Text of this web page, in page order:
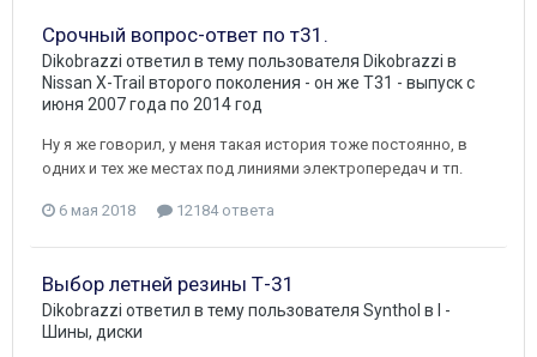
Срочный вопрос-ответ по т31.
Dikobrazzi ответил в тему пользователя Dikobrazzi в
Nissan X-Trail второго поколения - он же Т31 - выпуск с
июня 2007 года по 2014 год
Ну я же говорил, у меня такая история тоже постоянно, в
одних и тех же местах под линиями электропередач и тп.
6 мая 2018 12184 ответа
Выбор летней резины Т-31
Dikobrazzi ответил в тему пользователя Synthol в
I -
Шины, диски